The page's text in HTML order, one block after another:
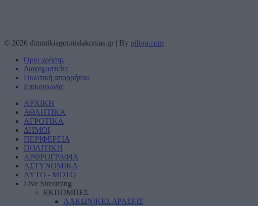
© 2026 dimotikiagoratislakonias.gr | By piliop.com
Όροι χρήσης
Διαφημιστείτε
Πολιτική απορρήτου
Επικοινωνία
ΑΡΧΙΚΗ
ΑΘΛΗΤΙΚΑ
ΑΓΡΟΤΙΚΑ
ΔΗΜΟΙ
ΠΕΡΙΦΕΡΕΙΑ
ΠΟΛΙΤΙΚΗ
ΑΡΘΡΟΓΡΑΦΙΑ
ΑΣΤΥΝΟΜΙΚΑ
AYTO - MOTO
Live Streaming
ΕΚΠΟΜΠΕΣ
ΛΑΚΩΝΙΚΕΣ ΔΡΑΣΕΙΣ